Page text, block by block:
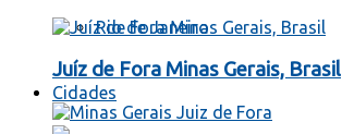
Rio de Janeiro
Cidades
Juíz de Fora Minas Gerais, Brasil